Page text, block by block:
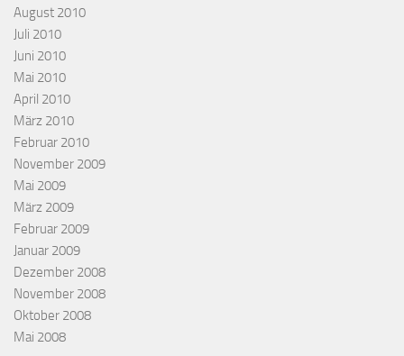
August 2010
Juli 2010
Juni 2010
Mai 2010
April 2010
März 2010
Februar 2010
November 2009
Mai 2009
März 2009
Februar 2009
Januar 2009
Dezember 2008
November 2008
Oktober 2008
Mai 2008